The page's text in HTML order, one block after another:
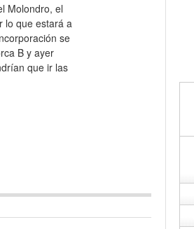
Molondro, el
lo que estará a
se
B y ayer
que ir las